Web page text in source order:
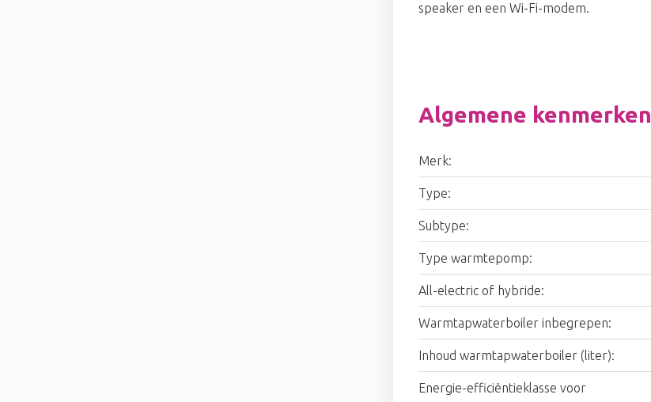
speaker en een Wi-Fi-modem.
Algemene kenmerken
Merk:
Type:
Subtype:
Type warmtepomp:
All-electric of hybride:
Warmtapwaterboiler inbegrepen:
Inhoud warmtapwaterboiler (liter):
Energie-efficiëntieklasse voor